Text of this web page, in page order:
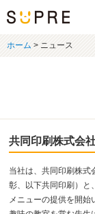
ホーム > ニュース
共同印刷株式会
当社は、共同印刷株式
彰、以下共同印刷）と
メニューの提供を開始